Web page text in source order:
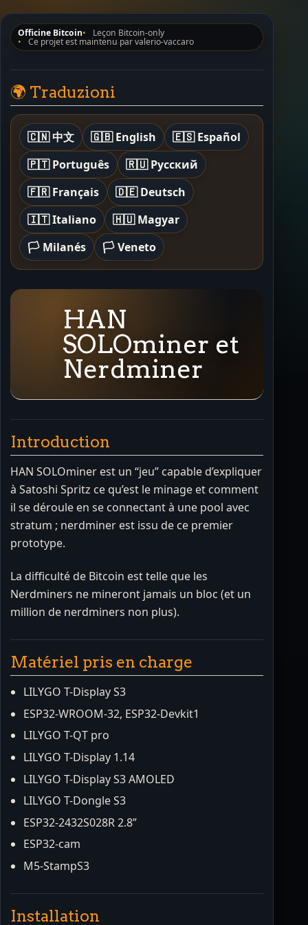
Officine Bitcoin Leçon Bitcoin-only
Ce projet est maintenu par valerio-vaccaro
🌍 Traduzioni
🇨🇳 中文 🇬🇧 English
🇪🇸 Español
🇵🇹 Português
🇷🇺 Русский
🇫🇷 Français
🇩🇪 Deutsch
🇮🇹 Italiano
🇭🇺 Magyar
🏳️ Milanés
🏳️ Veneto
HAN
SOLOminer et
Nerdminer
Introduction
HAN SOLOminer est un “jeu” capable d’expliquer
à Satoshi Spritz ce qu’est le minage et comment
il se déroule en se connectant à une pool avec
stratum ; nerdminer est issu de ce premier
prototype.
La difficulté de Bitcoin est telle que les
Nerdminers ne mineront jamais un bloc (et un
million de nerdminers non plus).
Matériel pris en charge
LILYGO T-Display S3
ESP32-WROOM-32, ESP32-Devkit1
LILYGO T-QT pro
LILYGO T-Display 1.14
LILYGO T-Display S3 AMOLED
LILYGO T-Dongle S3
ESP32-2432S028R 2.8”
ESP32-cam
M5-StampS3
Installation